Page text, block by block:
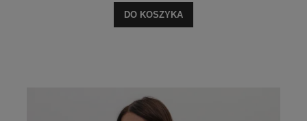
DO KOSZYKA